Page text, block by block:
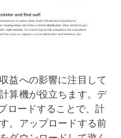
益への影響に注目して
算機が役立ちます。デ
ロードすることで、計
。アップロードする前